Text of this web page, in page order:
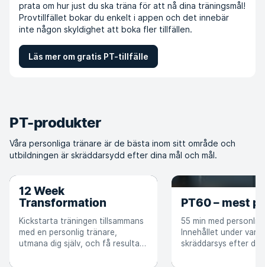
prata om hur just du ska träna för att nå dina träningsmål!
Provtillfället bokar du enkelt i appen och det innebär
inte någon skyldighet att boka fler tillfällen.
Läs mer om gratis PT-tillfälle
PT-produkter
Våra personliga tränare är de bästa inom sitt område och
utbildningen är skräddarsydd efter dina mål och mål.
12 Week
Transformation
Kickstarta träningen tillsammans
med en personlig tränare,
utmana dig själv, och få resultat
PT60 – mest
55 min med personlig
Innehållet under
skräddarsys efter